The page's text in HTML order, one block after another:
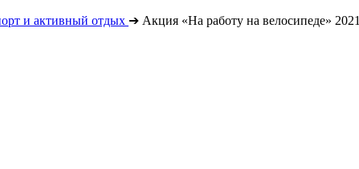
и активный отдых ➔ Акция «На работу на велосипеде» 2021